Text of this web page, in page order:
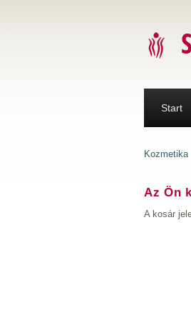
Start
Kozmetika
Az Ön
A kosár